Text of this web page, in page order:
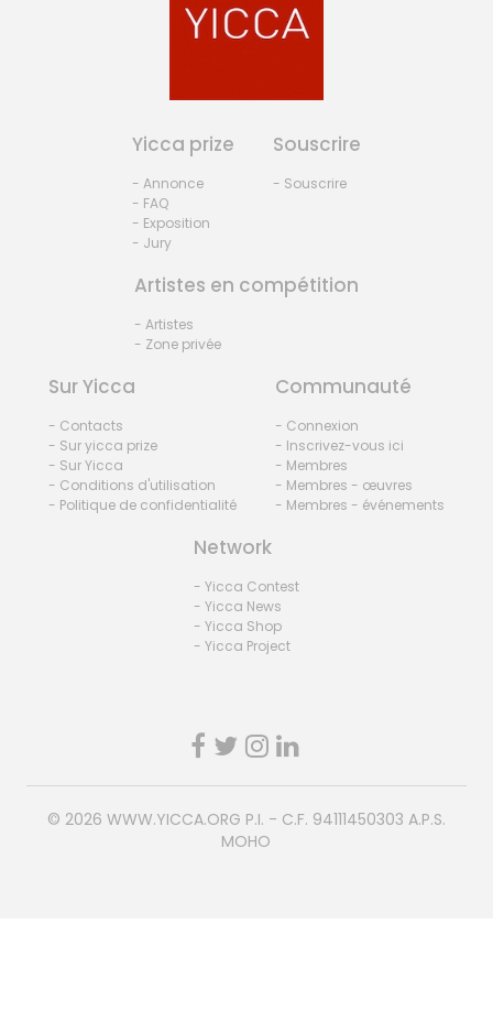
Yicca prize
- Annonce
- FAQ
- Exposition
- Jury
Souscrire
- Souscrire
Artistes en compétition
- Artistes
- Zone privée
Sur Yicca
- Contacts
- Sur yicca prize
- Sur Yicca
- Conditions d'utilisation
- Politique de confidentialité
Communauté
- Connexion
- Inscrivez-vous ici
- Membres
- Membres - œuvres
- Membres - événements
Network
- Yicca Contest
- Yicca News
- Yicca Shop
- Yicca Project
© 2026 WWW.YICCA.ORG P.I. - C.F. 94111450303 A.P.S.
MOHO